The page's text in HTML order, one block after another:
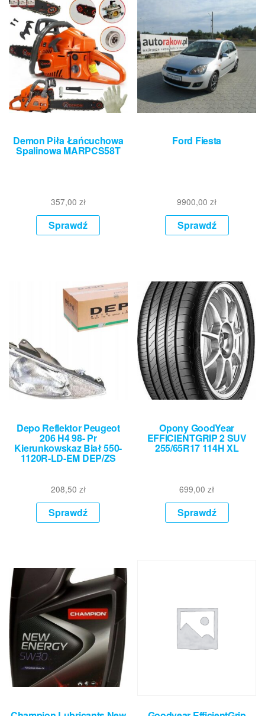
Demon Piła Łańcuchowa
Spalinowa MARPCS58T
357,00 zł
Sprawdź
Ford Fiesta
9900,00zł
Sprawdź
Depo Reflektor Peugeot
206 H4 98- Pr
Kierunkowskaz Biał 550-
1120R-LD-EM DEP/ZS
208,50 zł
Sprawdź
Opony GoodYear
EFFICIENTGRIP 2 SUV
255/65R17 114H XL
699,00zł
Sprawdź